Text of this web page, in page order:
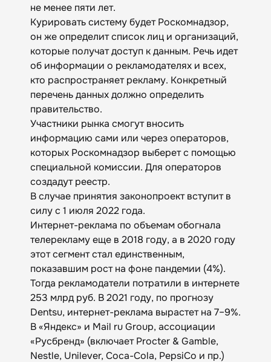
не менее пяти лет.
Курировать систему будет Роскомнадзор,
он же определит список лиц и организаций,
которые получат доступ к данным. Речь идет
об информации о рекламодателях и всех,
кто распространяет рекламу. Конкретный
перечень данных должно определить
правительство.
Участники рынка смогут вносить
информацию сами или через операторов,
которых Роскомнадзор выберет с помощью
специальной комиссии. Для операторов
создадут реестр.
В случае принятия законопроект вступит в
силу с 1 июля 2022 года.
Интернет-реклама по объемам обогнала
телерекламу еще в 2018 году, а в 2020 году
этот сегмент стал единственным,
показавшим рост на фоне пандемии (4%).
Тогда рекламодатели потратили в интернете
253 млрд руб. В 2021 году, по прогнозу
Dentsu, интернет-реклама вырастет на 7–9%.
В «Яндекс» и Mail ru Group, ассоциации
«Русбренд» (включает Procter & Gamble,
Nestle, Unilever, Coca-Cola, PepsiCo и пр.)